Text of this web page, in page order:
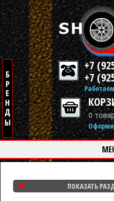
+7
+7
0
ПОКАЗАТЬ